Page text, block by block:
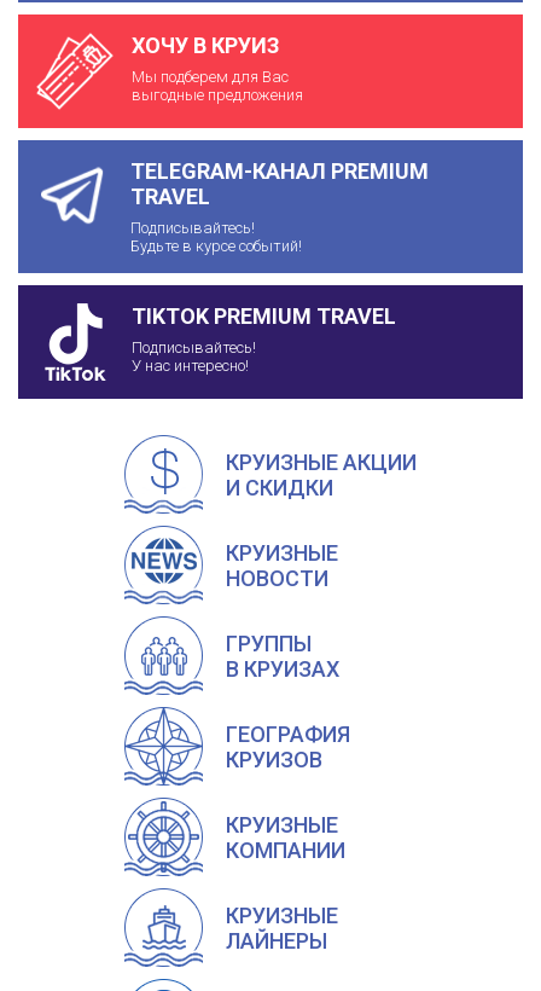
ХОЧУ В КРУИЗ
Мы подберем для Вас
выгодные предложения
TELEGRAM-КАНАЛ PREMIUM
TRAVEL
Подписывайтесь!
Будьте в курсе событий!
TIKTOK PREMIUM TRAVEL
Подписывайтесь!
У нас интересно!
КРУИЗНЫЕ АКЦИИ
И СКИДКИ
КРУИЗНЫЕ
НОВОСТИ
ГРУППЫ
В КРУИЗАХ
ГЕОГРАФИЯ
КРУИЗОВ
КРУИЗНЫЕ
КОМПАНИИ
КРУИЗНЫЕ
ЛАЙНЕРЫ